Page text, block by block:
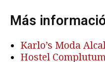
Más
Karlo’s Moda
Hostel